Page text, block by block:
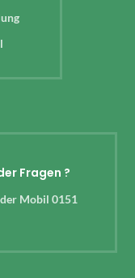
Fragen ?
Mobil 0151